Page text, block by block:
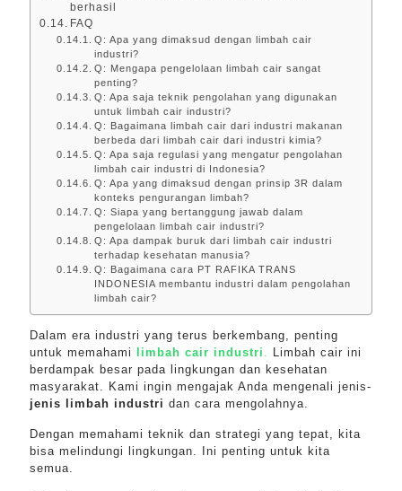
berhasil
FAQ
Q: Apa yang dimaksud dengan limbah cair
industri?
Q: Mengapa pengelolaan limbah cair sangat
penting?
Q: Apa saja teknik pengolahan yang digunakan
untuk limbah cair industri?
Q: Bagaimana limbah cair dari industri makanan
berbeda dari limbah cair dari industri kimia?
Q: Apa saja regulasi yang mengatur pengolahan
limbah cair industri di Indonesia?
Q: Apa yang dimaksud dengan prinsip 3R dalam
konteks pengurangan limbah?
Q: Siapa yang bertanggung jawab dalam
pengelolaan limbah cair industri?
Q: Apa dampak buruk dari limbah cair industri
terhadap kesehatan manusia?
Q: Bagaimana cara PT RAFIKA TRANS
INDONESIA membantu industri dalam pengolahan
limbah cair?
Dalam era industri yang terus berkembang, penting
untuk memahami
limbah cair industri . Limbah cair ini
berdampak besar pada lingkungan dan kesehatan
masyarakat. Kami ingin mengajak Anda mengenali jenis-
jenis limbah industri dan cara mengolahnya.
Dengan memahami teknik dan strategi yang tepat, kita
bisa melindungi lingkungan. Ini penting untuk kita
semua.